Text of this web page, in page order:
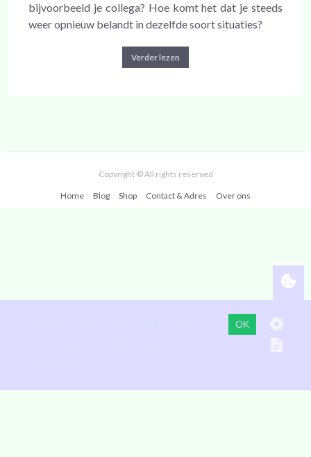
bijvoorbeeld je collega? Hoe komt het dat je steeds
weer opnieuw belandt in dezelfde soort situaties?
Verder lezen
Copyright © All rights reserved
Home Blog Shop Contact & Adres Over ons
OK
telefoon 010 70 70 008 Mobiel (+WhatsApp) centrum 06 36 01
Op deze site staan foto's vanaf 1993 van de verschillende locaties